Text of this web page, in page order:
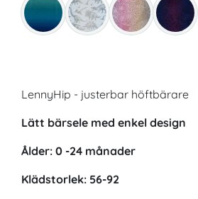
LennyHip - justerbar höftbärare
Lätt bärsele med enkel design
Ålder: 0 -24 månader
Klädstorlek: 56-92